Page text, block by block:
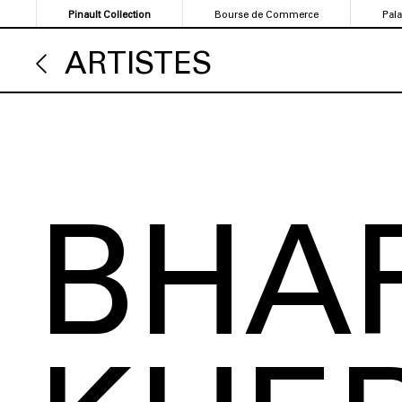
au
contenu
principal
Pinault Collection Bourse de Commerce
ARTISTES